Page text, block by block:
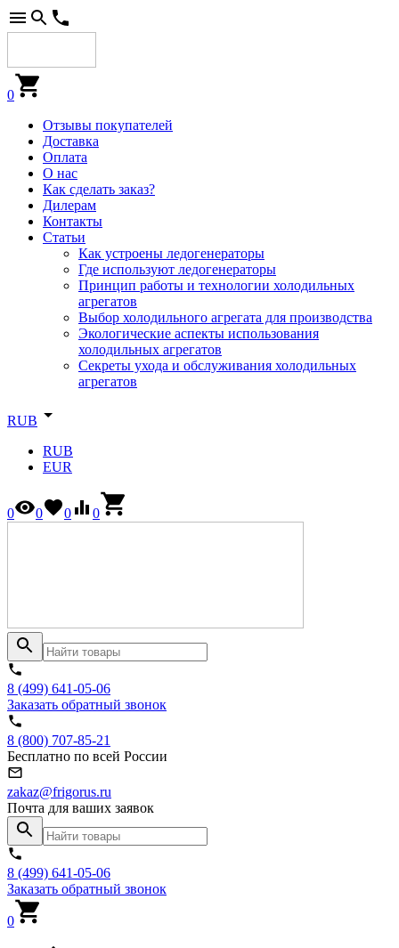
0
Отзывы покупателей
Доставка
Оплата
О нас
Как сделать заказ?
Дилерам
Контакты
Статьи
Как устроены ледогенераторы
Где используют ледогенераторы
Принцип работы и технологии холодильных
агрегатов
Выбор холодильного агрегата для производства
Экологические аспекты использования
холодильных агрегатов
Секреты ухода и обслуживания холодильных
агрегатов
RUB
RUB
EUR
0 0 0 0
8 (499) 641-05-06
Заказать обратный звонок
8 (800) 707-85-21
Бесплатно по всей России
zakaz@frigorus.ru
Почта для ваших заявок
8 (499) 641-05-06
Заказать обратный звонок
0